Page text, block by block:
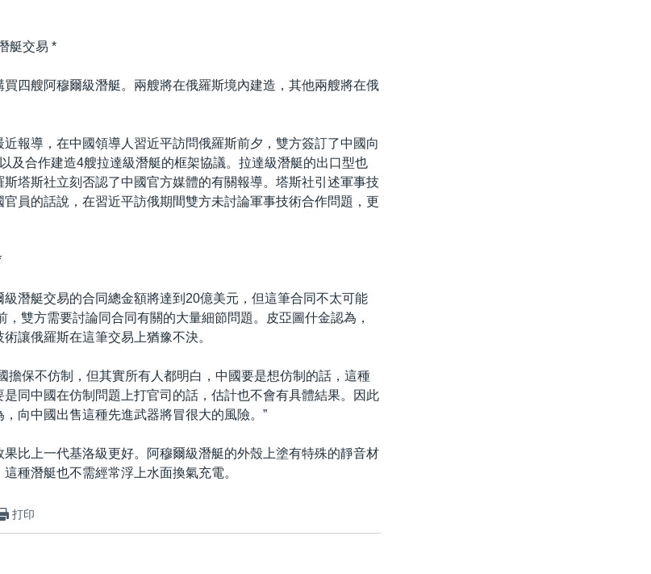
艇交易 *
四艘阿穆爾級潛艇。兩艘將在俄羅斯境內建造，其他兩艘將在俄
報導，在中國領導人習近平訪問俄羅斯前夕，雙方簽訂了中國向
及合作建造4艘拉達級潛艇的框架協議。拉達級潛艇的出口型也
塔斯社立刻否認了中國官方媒體的有關報導。塔斯社引述軍事技
員的話說，在習近平訪俄期間雙方未討論軍事技術合作問題，更
潛艇交易的合同總金額將達到20億美元，但這筆合同不太可能
雙方需要討論同合同有關的大量細節問題。皮亞圖什金認為，
讓俄羅斯在這筆交易上猶豫不決。
擔保不仿制，但其實所有人都明白，中國要是想仿制的話，這種
同中國在仿制問題上打官司的話，估計也不會有具體結果。因此
向中國出售這種先進武器將冒很大的風險。”
比上一代基洛級更好。阿穆爾級潛艇的外殼上塗有特殊的靜音材
種潛艇也不需經常浮上水面換氣充電。
打印